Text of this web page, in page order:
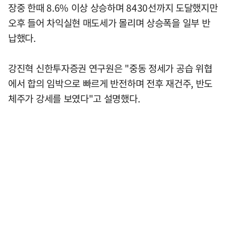
장중 한때 8.6% 이상 상승하며 8430선까지 도달했지만
오후 들어 차익실현 매도세가 몰리며 상승폭을 일부 반
납했다.
강진혁 신한투자증권 연구원은 "중동 정세가 공습 위협
에서 합의 임박으로 빠르게 반전하며 전후 재건주, 반도
체주가 강세를 보였다"고 설명했다.